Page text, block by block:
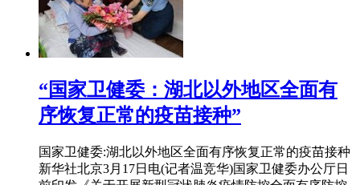
“国家卫健委：湖北以外地区全面有
序恢复正常的疫苗接种”
国家卫健委:湖北以外地区全面有序恢复正常的疫苗接种
新华社北京3月17日电(记者温竞华)国家卫健委办公厅日